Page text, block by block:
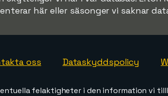
här eller säsonger vi saknar
oss Dataskyddspolicy
felaktigheter i den information vi